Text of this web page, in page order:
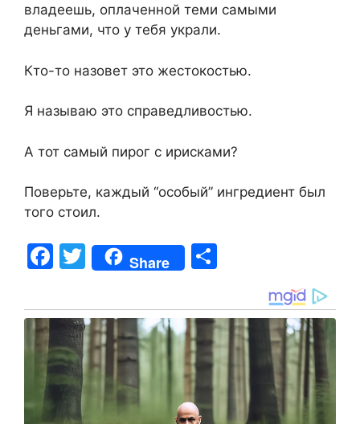
владеешь, оплаченной теми самыми
деньгами, что у тебя украли.
Кто-то назовет это жестокостью.
Я называю это справедливостью.
А тот самый пирог с ирисками?
Поверьте, каждый “особый” ингредиент был
того стоил.
F
c
e
b
o
o
T
w
itt
er
Share
ar
e